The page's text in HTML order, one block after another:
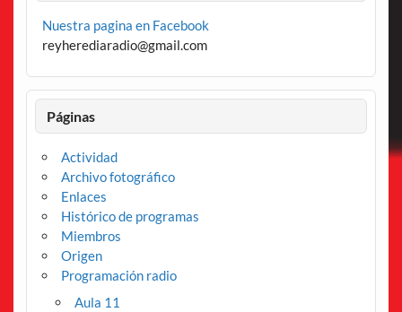
Nuestra pagina en Facebook
reyherediaradio@gmail.com
Páginas
Actividad
Archivo fotográfico
Enlaces
Histórico de programas
Miembros
Origen
Programación radio
Aula 11